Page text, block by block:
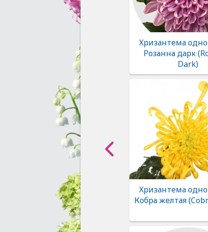
Хризантема
Розанна дарк
Dark)
Хризантема
Кобра желтая